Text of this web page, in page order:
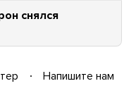
снялся
Напишите нам